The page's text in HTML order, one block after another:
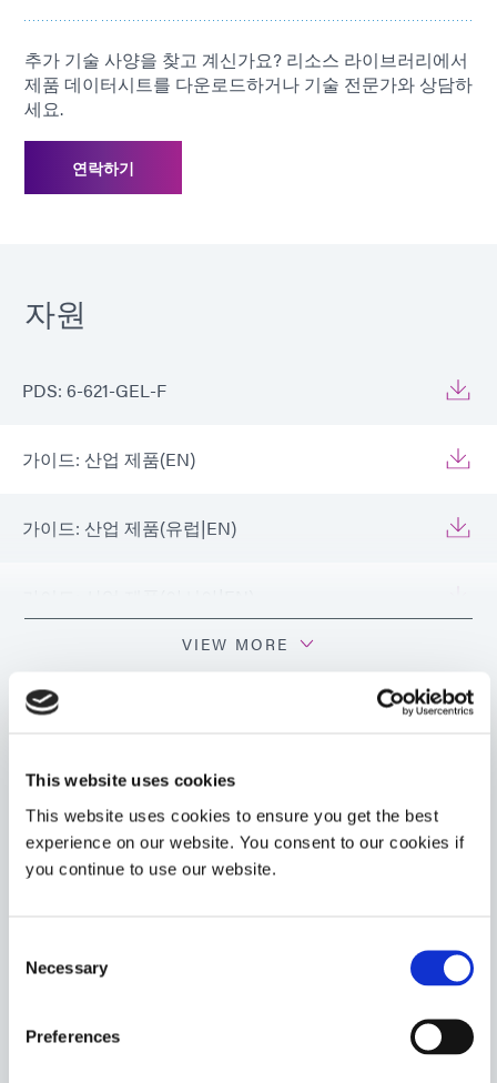
This website uses cookies
This website uses cookies to ensure you get the best
experience on our website. You consent to our cookies if
you continue to use our website.
Selection
Necessary
Preferences
추가 기술 사양을 찾고 계신가요? 리소스 라이브러리에서
제품 데이터시트를 다운로드하거나 기술 전문가와 상담하
세요.
연락하기
자원
PDS: 6-621-GEL-F
가이드: 산업 제품(EN)
가이드: 산업 제품(유럽|EN)
VIEW MORE
관련 상품
료로 만든 구성 요소의 빠른 조립을 위한 형광 접착제. 이
제품은 UV/가시광선, 열 또는 사전 적용된 활성제에 노출
Americas
Asia